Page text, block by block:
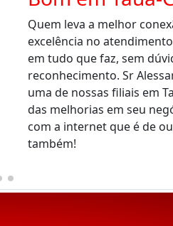
Quem leva a melhor
excelência no
em tudo que faz, sem
reconhecimento. Sr
uma de nossas filiais em
das melhorias em seu
com a internet que é de
também!